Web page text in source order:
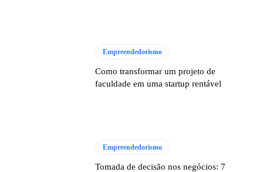
Empreendedorismo
Como transformar um projeto de
faculdade em uma startup rentável
Empreendedorismo
Tomada de decisão nos negócios: 7